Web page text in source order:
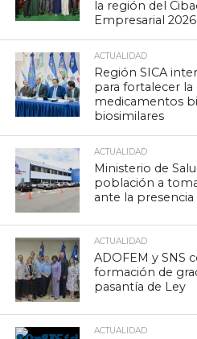
la región del
Empresarial 2026
ACTUALIDAD
Región SICA
para fortalecer la
medicamentos
biosimilares
ACTUALIDAD
Ministerio de
población a
ante la
ACTUALIDAD
ADOFEM y SNS
formación de
pasantía de Ley
ACTUALIDAD